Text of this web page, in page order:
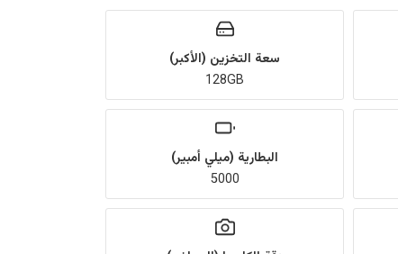
سعة التخزين (الأكبر)
128GB
البطارية (ميلي أمبير)
5000